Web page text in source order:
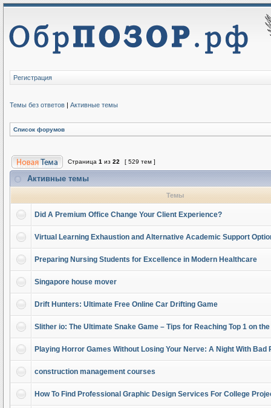
Регистрация
Темы без ответов | Активные темы
Список форумов
Страница 1 из 22 [ 529 тем ]
Активные темы
Темы
Did A Premium Office Change Your Client Experience?
Virtual Learning Exhaustion and Alternative Academic Support
Preparing Nursing Students for Excellence in Modern Healthcare
Singapore house mover
Drift Hunters: Ultimate Free Online Car Drifting Game
Slither io: The Ultimate Snake Game – Tips for Reaching Top 1 on
Playing Horror Games Without Losing Your Nerve: A Night With Bad
construction management courses
How To Find Professional Graphic Design Services For College